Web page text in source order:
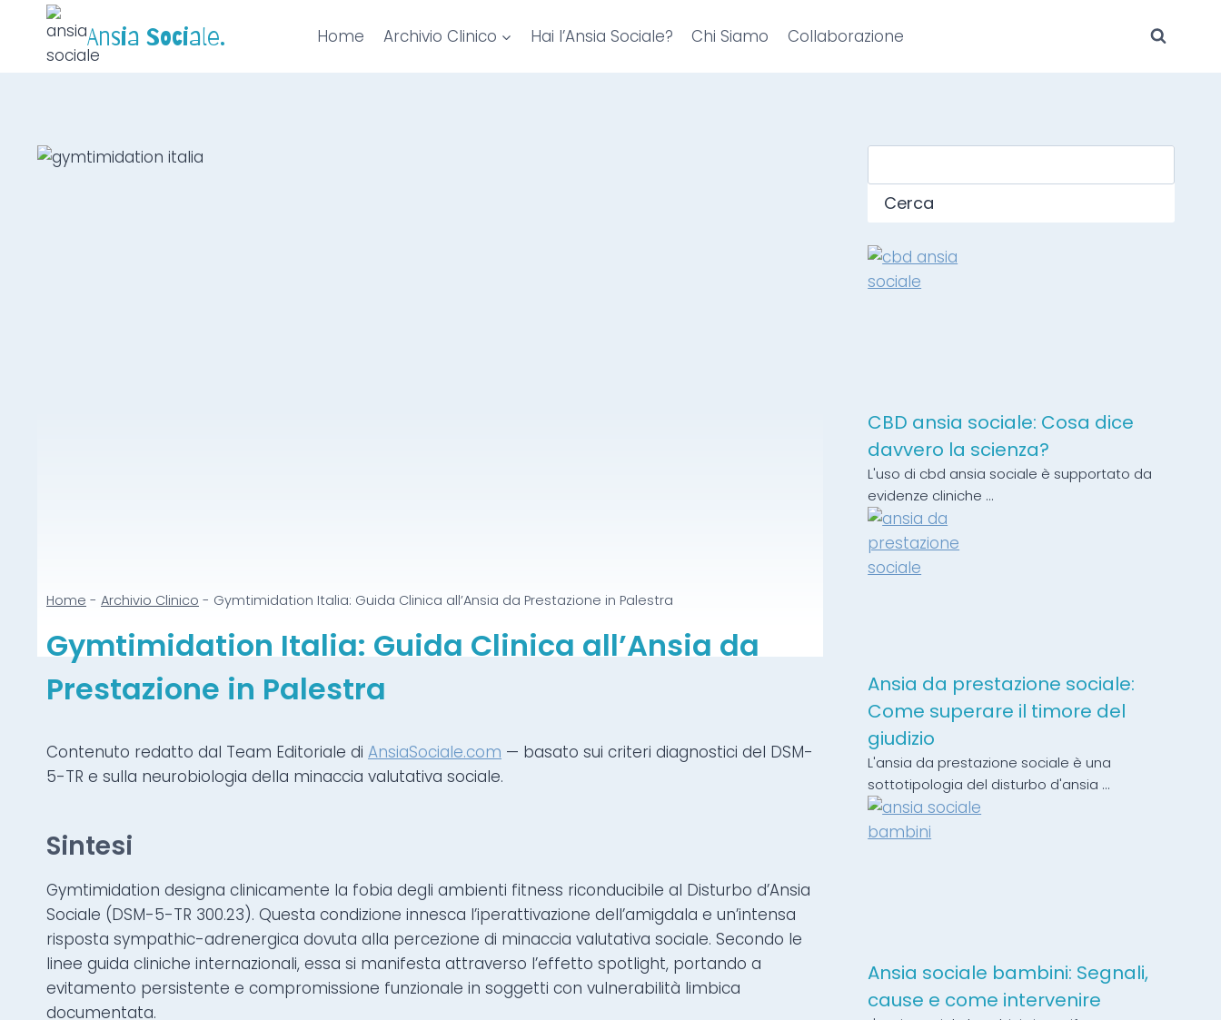
Ansia Sociale. Home Archivio Clinico Hai l’Ansia Sociale? Chi Siamo Collaborazione
Home - Archivio Clinico - Gymtimidation Italia: Guida Clinica all’Ansia da Prestazione in Palestra
Gymtimidation Italia: Guida Clinica all’Ansia da
Prestazione in Palestra
Contenuto redatto dal Team Editoriale di AnsiaSociale.com — basato sui criteri diagnostici del DSM-
5-TR e sulla neurobiologia della minaccia valutativa sociale.
Sintesi
Gymtimidation designa clinicamente la fobia degli ambienti fitness riconducibile al Disturbo d’Ansia
Sociale (DSM-5-TR 300.23). Questa condizione innesca l’iperattivazione dell’amigdala e un’intensa
risposta sympathic-adrenergica dovuta alla percezione di minaccia valutativa sociale. Secondo le
linee guida cliniche internazionali, essa si manifesta attraverso l’effetto spotlight, portando a
evitamento persistente e compromissione funzionale in soggetti con vulnerabilità limbica
documentata.
Cerca
CBD ansia sociale: Cosa dice
davvero la scienza?
L'uso di cbd ansia sociale è supportato da
evidenze cliniche ...
Ansia da prestazione sociale:
Come superare il timore del
giudizio
L'ansia da prestazione sociale è una
sottotipologia del disturbo d'ansia ...
Ansia sociale bambini: Segnali,
cause e come intervenire